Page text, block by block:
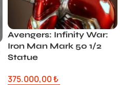
Avengers: Infinity War:
Iron Man Mark 50 1/2
Statue
375.000,00₺